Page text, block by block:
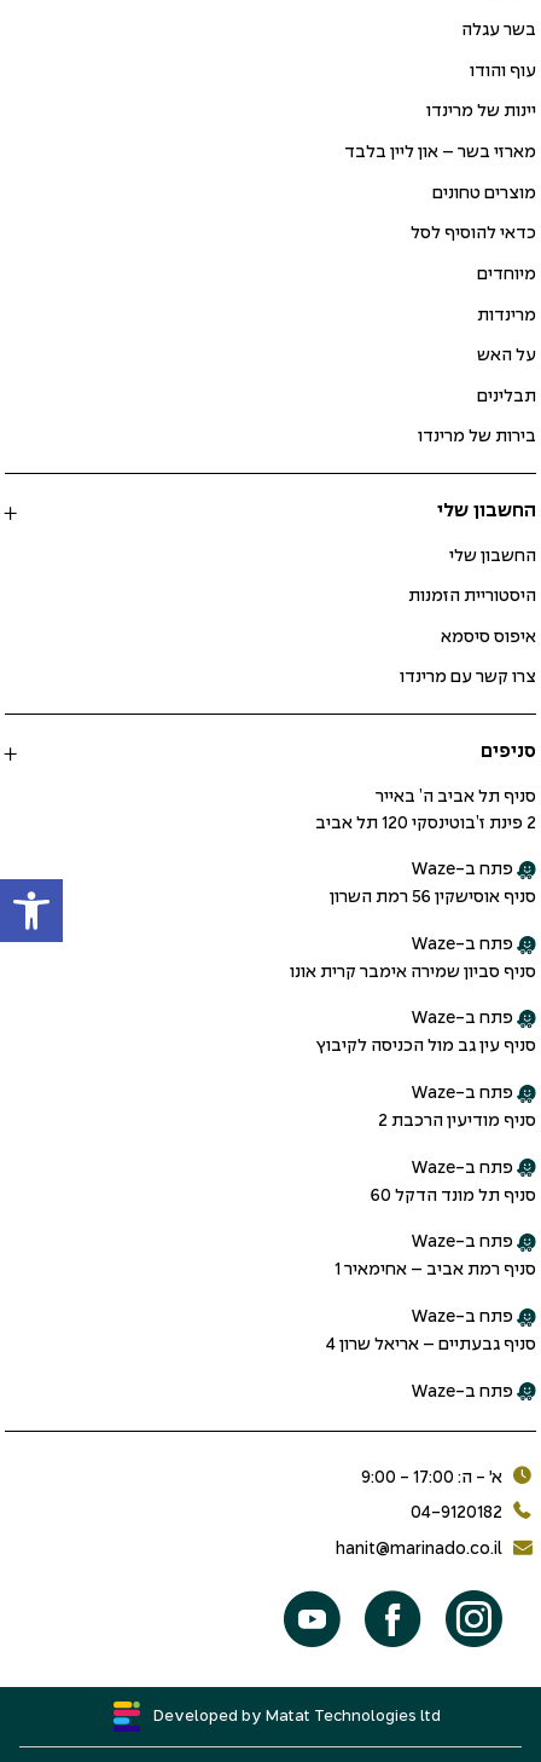
בשר עגלה
עוף והודו
יינות של מרינדו
מארזי בשר – און ליין בלבד
מוצרים טחונים
כדאי להוסיף לסל
מיוחדים
מרינדות
על האש
תבלינים
בירות של מרינדו
החשבון שלי
החשבון שלי
היסטוריית הזמנות
איפוס סיסמא
צרו קשר עם מרינדו
סניפים
סניף תל אביב ה’ באייר
2 פינת ז’בוטינסקי 120 תל אביב
פתח ב-Waze
סניף אוסישקין 56 רמת השרון
פתח ב-Waze
סניף סביון שמירה אימבר קרית אונו
פתח ב-Waze
סניף עין גב מול הכניסה לקיבוץ
פתח ב-Waze
סניף מודיעין הרכבת 2
פתח ב-Waze
סניף תל מונד הדקל 60
פתח ב-Waze
סניף רמת אביב – אחימאיר 1
פתח ב-Waze
סניף גבעתיים – אריאל שרון 4
פתח ב-Waze
א׳ - ה: 17:00 - 9:00
04-9120182
hanit@marinado.co.il
Developed by Matat Technologies ltd